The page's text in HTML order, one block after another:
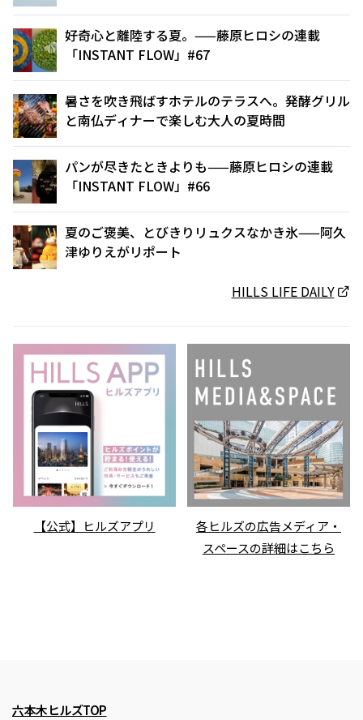
好奇心と離陸する夏。——藤原ヒロシの連載
「INSTANT FLOW」#67
暑さを吹き飛ばすホテルのテラスへ。発酵グリル
と南仏ディナーで楽しむ大人の夏時間
パンが尽きたときよりも——藤原ヒロシの連載
「INSTANT FLOW」#66
夏のご褒美、とびきりリュクスなかき氷——阿久
津ゆりえがリポート
HILLS LIFE DAILY
【公式】ヒルズアプリ
各ヒルズの広告メディア・
スペースの詳細はこちら
六本木ヒルズTOP